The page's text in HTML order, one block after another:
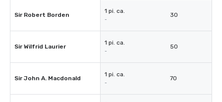
Sir Robert Borden
1 pi. ca.
-
30
Sir Wilfrid Laurier
1 pi. ca.
-
50
Sir John A. Macdonald
1 pi. ca.
-
70